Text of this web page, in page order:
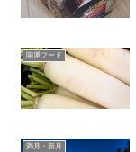
開運フード
満月・新月